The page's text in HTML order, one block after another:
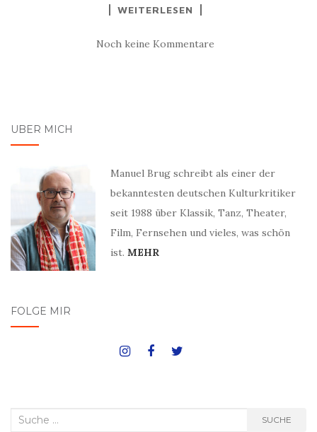
WEITERLESEN
Noch keine Kommentare
ÜBER MICH
Manuel Brug schreibt als einer der
bekanntesten deutschen Kulturkritiker
seit 1988 über Klassik, Tanz, Theater,
Film, Fernsehen und vieles, was schön
ist. MEHR
FOLGE MIR
Suche
SUCHE